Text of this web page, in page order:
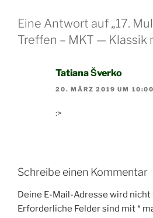
Eine Antwort auf „17.
Treffen – MKT — Klassik
Tatiana Šverko
20. MÄRZ 2019 UM 10:00
:>
Schreibe einen Kommentar
Deine E-Mail-Adresse wird
Erforderliche Felder sind mit*